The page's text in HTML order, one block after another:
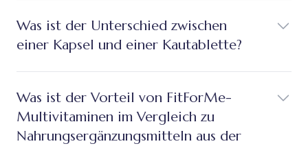
Was ist der Unterschied zwischen
einer Kapsel und einer Kautablette?
Was ist der Vorteil von FitForMe-
Multivitaminen im Vergleich zu
Nahrungsergänzungsmitteln aus der